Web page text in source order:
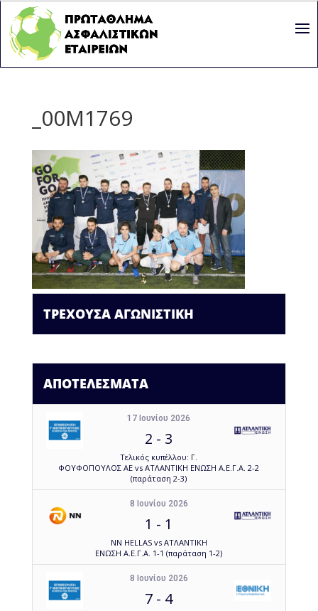
_00M1769
ΤΡΕΧΟΥΣΑ ΑΓΩΝΙΣΤΙΚΗ
ΑΠΟΤΕΛΕΣΜΑΤΑ
17 Ιουνίου 2026
2 - 3
Τελικός κυπέλλου: Γ.
ΦΟΥΦΟΠΟΥΛΟΣ ΑΕ vs ΑΤΛΑΝΤΙΚΗ ΕΝΩΣΗ Α.Ε.Γ.Α. 2-2
(παράταση 2-3)
8 Ιουνίου 2026
1 - 1
NN HELLAS vs ΑΤΛΑΝΤΙΚΗ
ΕΝΩΣΗ Α.Ε.Γ.Α. 1-1 (παράταση 1-2)
8 Ιουνίου 2026
7 - 4